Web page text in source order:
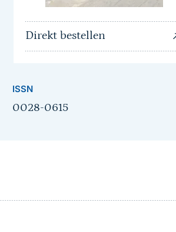
Direkt bestellen
ISSN
0028-0615